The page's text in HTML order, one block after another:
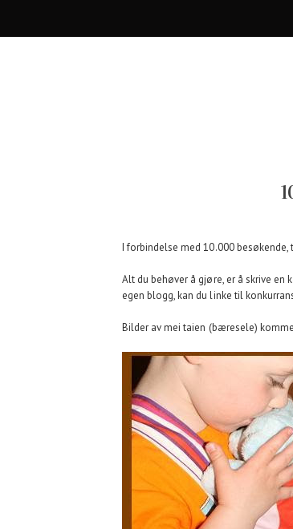
I forbindelse med 10.000
Alt du behøver å gjøre, er å skrive en
egen blogg, kan du linke til
Bilder av mei taien (bæresele)